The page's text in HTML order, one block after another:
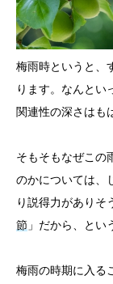
梅雨時というと、
ります。なんとい
関連性の深さはも
そもそもなぜこの
のかについては、
り説得力がありそ
節 」だから、とい
梅雨の時期に入る